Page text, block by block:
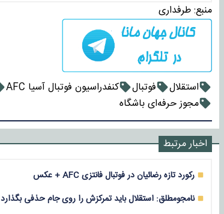
منبع:طرفداری
استقلال فوتبال کنفدراسیون فوتبال آسیا AFC
مجوز حرفه‌ای باشگاه‌
اخبار مرتبط
رکورد تازه رضائیان در فوتبال فانتزی AFC + عکس
نامجومطلق: استقلال باید تمرکزش را روی جام حذفی بگذارد